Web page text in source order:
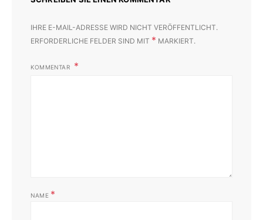
IHRE E-MAIL-ADRESSE WIRD NICHT VERÖFFENTLICHT.
ERFORDERLICHE FELDER SIND MIT * MARKIERT.
KOMMENTAR
NAME *